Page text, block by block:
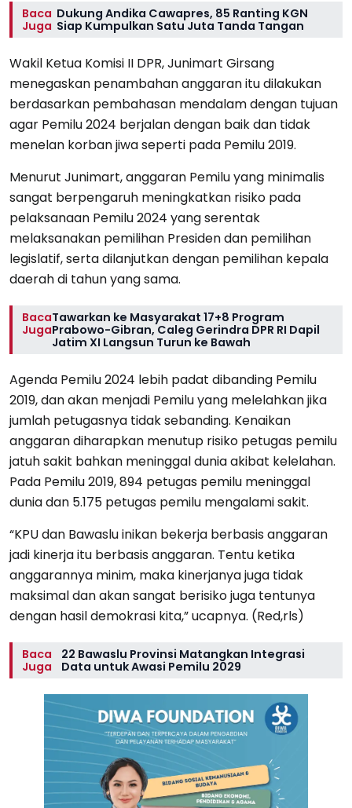
Baca
Juga
Dukung Andika Cawapres, 85 Ranting KGN
Siap Kumpulkan Satu Juta Tanda Tangan
Wakil Ketua Komisi II DPR, Junimart Girsang
menegaskan penambahan anggaran itu dilakukan
berdasarkan pembahasan mendalam dengan tujuan
agar Pemilu 2024 berjalan dengan baik dan tidak
menelan korban jiwa seperti pada Pemilu 2019.
Menurut Junimart, anggaran Pemilu yang minimalis
sangat berpengaruh meningkatkan risiko pada
pelaksanaan Pemilu 2024 yang serentak
melaksanakan pemilihan Presiden dan pemilihan
legislatif, serta dilanjutkan dengan pemilihan kepala
daerah di tahun yang sama.
Baca
Juga
Tawarkan ke Masyarakat 17+8 Program
Prabowo-Gibran, Caleg Gerindra DPR RI Dapil
Jatim XI Langsun Turun ke Bawah
Agenda Pemilu 2024 lebih padat dibanding Pemilu
2019, dan akan menjadi Pemilu yang melelahkan jika
jumlah petugasnya tidak sebanding. Kenaikan
anggaran diharapkan menutup risiko petugas pemilu
jatuh sakit bahkan meninggal dunia akibat kelelahan.
Pada Pemilu 2019, 894 petugas pemilu meninggal
dunia dan 5.175 petugas pemilu mengalami sakit.
“KPU dan Bawaslu inikan bekerja berbasis anggaran
jadi kinerja itu berbasis anggaran. Tentu ketika
anggarannya minim, maka kinerjanya juga tidak
maksimal dan akan sangat berisiko juga tentunya
dengan hasil demokrasi kita,” ucapnya. (Red,rls)
Baca
Juga
22 Bawaslu Provinsi Matangkan Integrasi
Data untuk Awasi Pemilu 2029